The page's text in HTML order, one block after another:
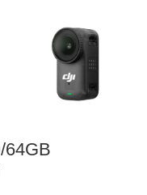
64GB